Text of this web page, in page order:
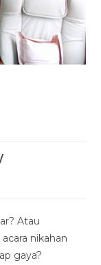
Atau
nikahan
gaya?